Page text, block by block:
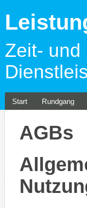
Zeit- und
Start Rundgang
AGBs